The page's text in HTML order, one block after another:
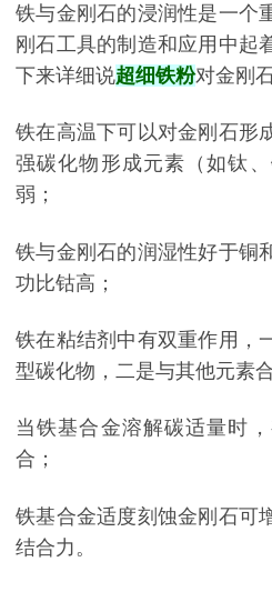
铁与金刚石的浸润性是一个
刚石工具的制造和应用中起
下来详细说超细铁粉对金刚
铁在高温下可以对金刚石形
强碳化物形成元素（如钛
弱；
铁与金刚石的润湿性好于铜
功比钴高；
铁在粘结剂中有双重作用，
型碳化物，二是与其他元素
当铁基合金溶解碳适量时
合；
铁基合金适度刻蚀金刚石可
结合力。